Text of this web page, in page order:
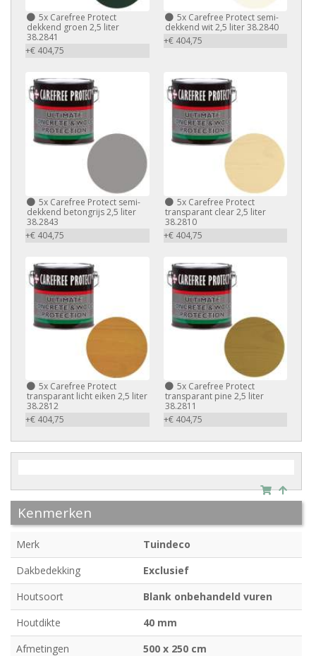
5x Carefree Protect
dekkend groen 2,5 liter
38.2841
+€ 404,75
5x Carefree Protect semi-
dekkend wit 2,5 liter 38.2840
+€ 404,75
5x Carefree Protect semi-
dekkend betongrijs 2,5 liter
38.2843
+€ 404,75
5x Carefree Protect
transparant clear 2,5 liter
38.2810
+€ 404,75
5x Carefree Protect
transparant licht eiken 2,5 liter
38.2812
+€ 404,75
5x Carefree Protect
transparant pine 2,5 liter
38.2811
+€ 404,75
Kenmerken
Merk
Tuindeco
Dakbedekking
Exclusief
Houtsoort
Blank onbehandeld vuren
Houtdikte
40 mm
Afmetingen
500 x 250 cm